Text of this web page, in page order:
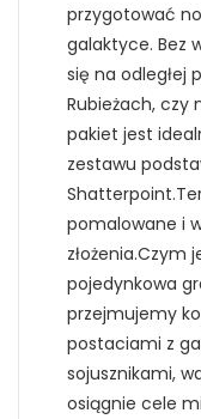
przygotować
galaktyce. Bez
się na odległej
Rubieżach, czy
pakiet jest
zestawu
pomalowane i
złożenia.Czym
pojedynkowa
przejmujemy
postaciami z
sojusznikami,
osiągnie cele